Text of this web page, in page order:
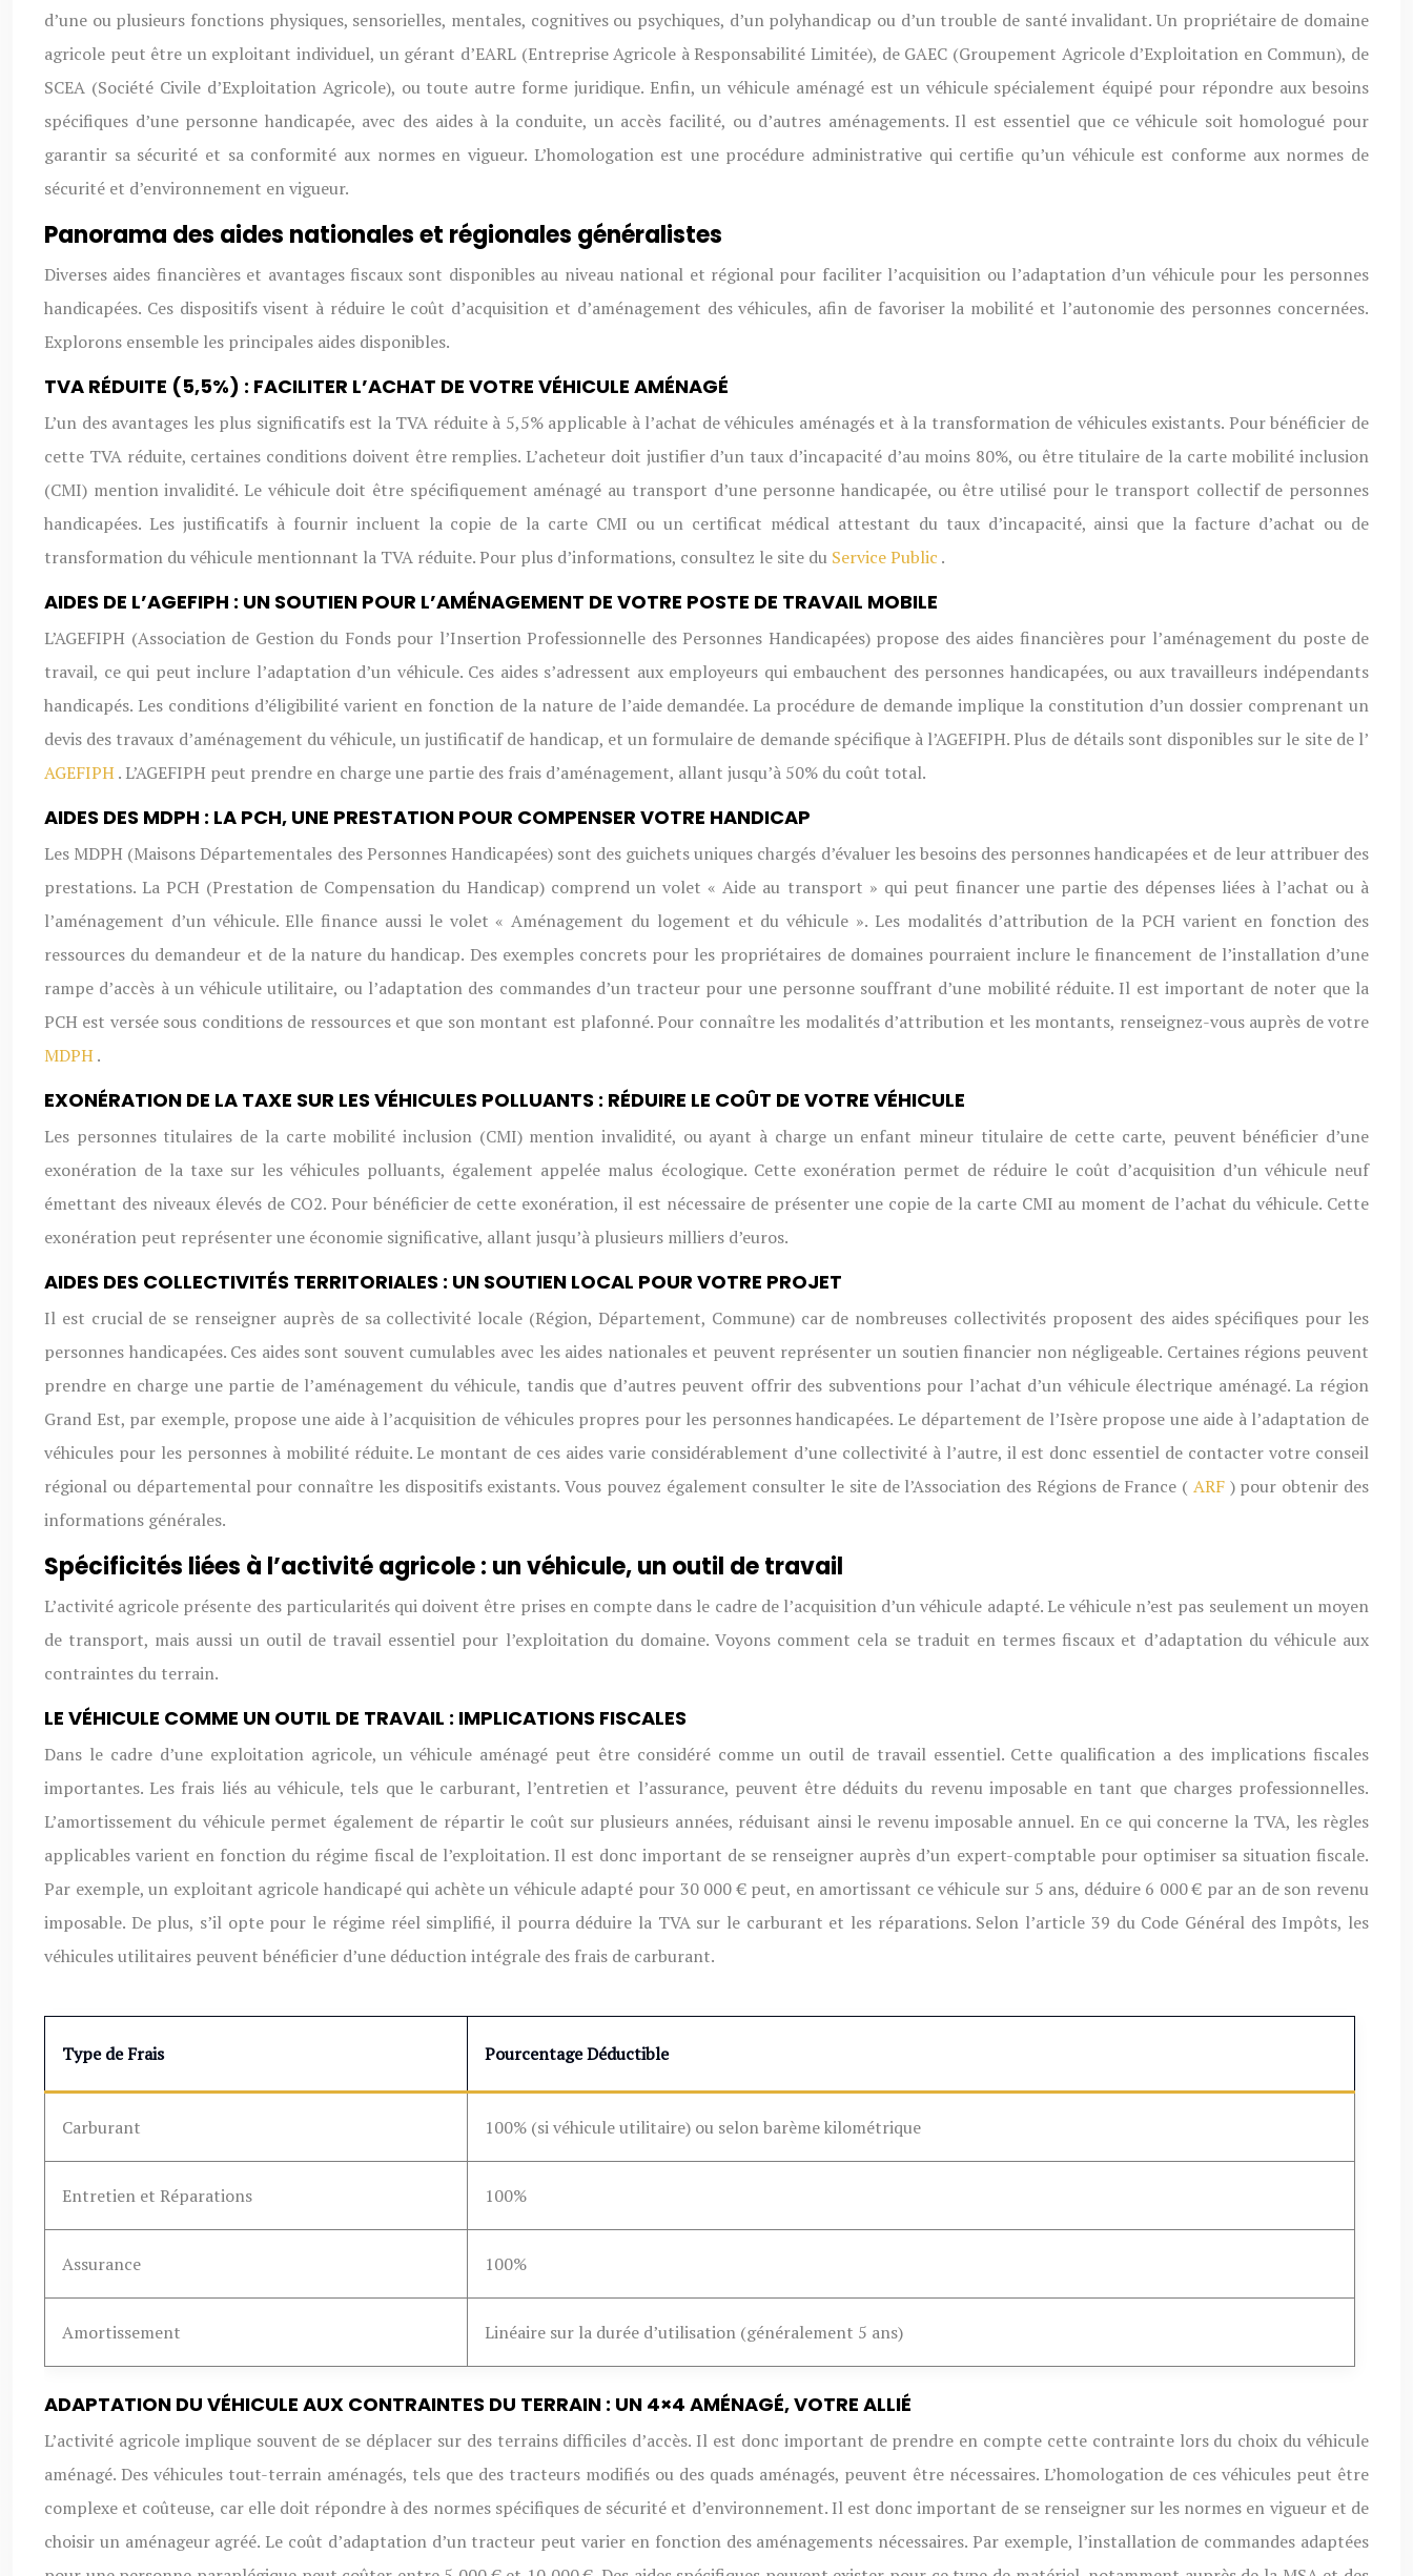
d’une ou plusieurs fonctions physiques, sensorielles, mentales, cognitives ou psychiques, d’un polyhandicap ou d’un trouble de santé invalidant. Un propriétaire de domaine
agricole peut être un exploitant individuel, un gérant d’EARL (Entreprise Agricole à Responsabilité Limitée), de GAEC (Groupement Agricole d’Exploitation en Commun), de
SCEA (Société Civile d’Exploitation Agricole), ou toute autre forme juridique. Enfin, un véhicule aménagé est un véhicule spécialement équipé pour répondre aux besoins
spécifiques d’une personne handicapée, avec des aides à la conduite, un accès facilité, ou d’autres aménagements. Il est essentiel que ce véhicule soit homologué pour
garantir sa sécurité et sa conformité aux normes en vigueur. L’homologation est une procédure administrative qui certifie qu’un véhicule est conforme aux normes de
sécurité et d’environnement en vigueur.
Panorama des aides nationales et régionales généralistes
Diverses aides financières et avantages fiscaux sont disponibles au niveau national et régional pour faciliter l’acquisition ou l’adaptation d’un véhicule pour les personnes
handicapées. Ces dispositifs visent à réduire le coût d’acquisition et d’aménagement des véhicules, afin de favoriser la mobilité et l’autonomie des personnes concernées.
Explorons ensemble les principales aides disponibles.
TVA RÉDUITE (5,5%) : FACILITER L’ACHAT DE VOTRE VÉHICULE AMÉNAGÉ
L’un des avantages les plus significatifs est la TVA réduite à 5,5% applicable à l’achat de véhicules aménagés et à la transformation de véhicules existants. Pour bénéficier de
cette TVA réduite, certaines conditions doivent être remplies. L’acheteur doit justifier d’un taux d’incapacité d’au moins 80%, ou être titulaire de la carte mobilité inclusion
(CMI) mention invalidité. Le véhicule doit être spécifiquement aménagé au transport d’une personne handicapée, ou être utilisé pour le transport collectif de personnes
handicapées. Les justificatifs à fournir incluent la copie de la carte CMI ou un certificat médical attestant du taux d’incapacité, ainsi que la facture d’achat ou de
transformation du véhicule mentionnant la TVA réduite. Pour plus d’informations, consultez le site du Service Public .
AIDES DE L’AGEFIPH : UN SOUTIEN POUR L’AMÉNAGEMENT DE VOTRE POSTE DE TRAVAIL MOBILE
L’AGEFIPH (Association de Gestion du Fonds pour l’Insertion Professionnelle des Personnes Handicapées) propose des aides financières pour l’aménagement du poste de
travail, ce qui peut inclure l’adaptation d’un véhicule. Ces aides s’adressent aux employeurs qui embauchent des personnes handicapées, ou aux travailleurs indépendants
handicapés. Les conditions d’éligibilité varient en fonction de la nature de l’aide demandée. La procédure de demande implique la constitution d’un dossier comprenant un
devis des travaux d’aménagement du véhicule, un justificatif de handicap, et un formulaire de demande spécifique à l’AGEFIPH. Plus de détails sont disponibles sur le site de l’
AGEFIPH. L’AGEFIPH peut prendre en charge une partie des frais d’aménagement, allant jusqu’à 50% du coût total.
AIDES DES MDPH : LA PCH, UNE PRESTATION POUR COMPENSER VOTRE HANDICAP
Les MDPH (Maisons Départementales des Personnes Handicapées) sont des guichets uniques chargés d’évaluer les besoins des personnes handicapées et de leur attribuer des
prestations. La PCH (Prestation de Compensation du Handicap) comprend un volet « Aide au transport » qui peut financer une partie des dépenses liées à l’achat ou à
l’aménagement d’un véhicule. Elle finance aussi le volet « Aménagement du logement et du véhicule ». Les modalités d’attribution de la PCH varient en fonction des
ressources du demandeur et de la nature du handicap. Des exemples concrets pour les propriétaires de domaines pourraient inclure le financement de l’installation d’une
rampe d’accès à un véhicule utilitaire, ou l’adaptation des commandes d’un tracteur pour une personne souffrant d’une mobilité réduite. Il est important de noter que la
PCH est versée sous conditions de ressources et que son montant est plafonné. Pour connaître les modalités d’attribution et les montants, renseignez-vous auprès de votre
MDPH.
EXONÉRATION DE LA TAXE SUR LES VÉHICULES POLLUANTS : RÉDUIRE LE COÛT DE VOTRE VÉHICULE
Les personnes titulaires de la carte mobilité inclusion (CMI) mention invalidité, ou ayant à charge un enfant mineur titulaire de cette carte, peuvent bénéficier d’une
exonération de la taxe sur les véhicules polluants, également appelée malus écologique. Cette exonération permet de réduire le coût d’acquisition d’un véhicule neuf
émettant des niveaux élevés de CO2. Pour bénéficier de cette exonération, il est nécessaire de présenter une copie de la carte CMI au moment de l’achat du véhicule. Cette
exonération peut représenter une économie significative, allant jusqu’à plusieurs milliers d’euros.
AIDES DES COLLECTIVITÉS TERRITORIALES : UN SOUTIEN LOCAL POUR VOTRE PROJET
Il est crucial de se renseigner auprès de sa collectivité locale (Région, Département, Commune) car de nombreuses collectivités proposent des aides spécifiques pour les
personnes handicapées. Ces aides sont souvent cumulables avec les aides nationales et peuvent représenter un soutien financier non négligeable. Certaines régions peuvent
prendre en charge une partie de l’aménagement du véhicule, tandis que d’autres peuvent offrir des subventions pour l’achat d’un véhicule électrique aménagé. La région
Grand Est, par exemple, propose une aide à l’acquisition de véhicules propres pour les personnes handicapées. Le département de l’Isère propose une aide à l’adaptation de
véhicules pour les personnes à mobilité réduite. Le montant de ces aides varie considérablement d’une collectivité à l’autre, il est donc essentiel de contacter votre conseil
régional ou départemental pour connaître les dispositifs existants. Vous pouvez également consulter le site de l’Association des Régions de France ( ARF ) pour obtenir des
informations générales.
Spécificités liées à l’activité agricole : un véhicule, un outil de travail
L’activité agricole présente des particularités qui doivent être prises en compte dans le cadre de l’acquisition d’un véhicule adapté. Le véhicule n’est pas seulement un moyen
de transport, mais aussi un outil de travail essentiel pour l’exploitation du domaine. Voyons comment cela se traduit en termes fiscaux et d’adaptation du véhicule aux
contraintes du terrain.
LE VÉHICULE COMME UN OUTIL DE TRAVAIL : IMPLICATIONS FISCALES
Dans le cadre d’une exploitation agricole, un véhicule aménagé peut être considéré comme un outil de travail essentiel. Cette qualification a des implications fiscales
importantes. Les frais liés au véhicule, tels que le carburant, l’entretien et l’assurance, peuvent être déduits du revenu imposable en tant que charges professionnelles.
L’amortissement du véhicule permet également de répartir le coût sur plusieurs années, réduisant ainsi le revenu imposable annuel. En ce qui concerne la TVA, les règles
applicables varient en fonction du régime fiscal de l’exploitation. Il est donc important de se renseigner auprès d’un expert-comptable pour optimiser sa situation fiscale.
Par exemple, un exploitant agricole handicapé qui achète un véhicule adapté pour 30 000 € peut, en amortissant ce véhicule sur 5 ans, déduire 6 000 € par an de son revenu
imposable. De plus, s’il opte pour le régime réel simplifié, il pourra déduire la TVA sur le carburant et les réparations. Selon l’article 39 du Code Général des Impôts, les
véhicules utilitaires peuvent bénéficier d’une déduction intégrale des frais de carburant.
Type de Frais Pourcentage Déductible
Carburant 100% (si véhicule utilitaire) ou selon barème kilométrique
Entretien et Réparations 100%
Assurance 100%
Amortissement Linéaire sur la durée d’utilisation (généralement 5 ans)
ADAPTATION DU VÉHICULE AUX CONTRAINTES DU TERRAIN : UN 4×4 AMÉNAGÉ, VOTRE ALLIÉ
L’activité agricole implique souvent de se déplacer sur des terrains difficiles d’accès. Il est donc important de prendre en compte cette contrainte lors du choix du véhicule
aménagé. Des véhicules tout-terrain aménagés, tels que des tracteurs modifiés ou des quads aménagés, peuvent être nécessaires. L’homologation de ces véhicules peut être
complexe et coûteuse, car elle doit répondre à des normes spécifiques de sécurité et d’environnement. Il est donc important de se renseigner sur les normes en vigueur et de
choisir un aménageur agréé. Le coût d’adaptation d’un tracteur peut varier en fonction des aménagements nécessaires. Par exemple, l’installation de commandes adaptées